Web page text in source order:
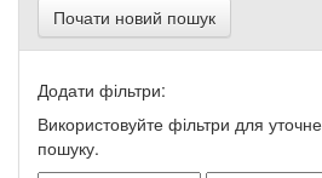
Почати новий пошук
Додати фільтри:
Використовуйте фільтри для
пошуку.